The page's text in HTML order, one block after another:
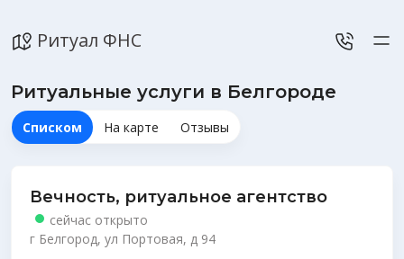
Ритуал ФНС
Ритуальные услуги в Белгороде
Списком На карте Отзывы
Вечность, ритуальное агентство
сейчас открыто
г Белгород, ул Портовая, д 94